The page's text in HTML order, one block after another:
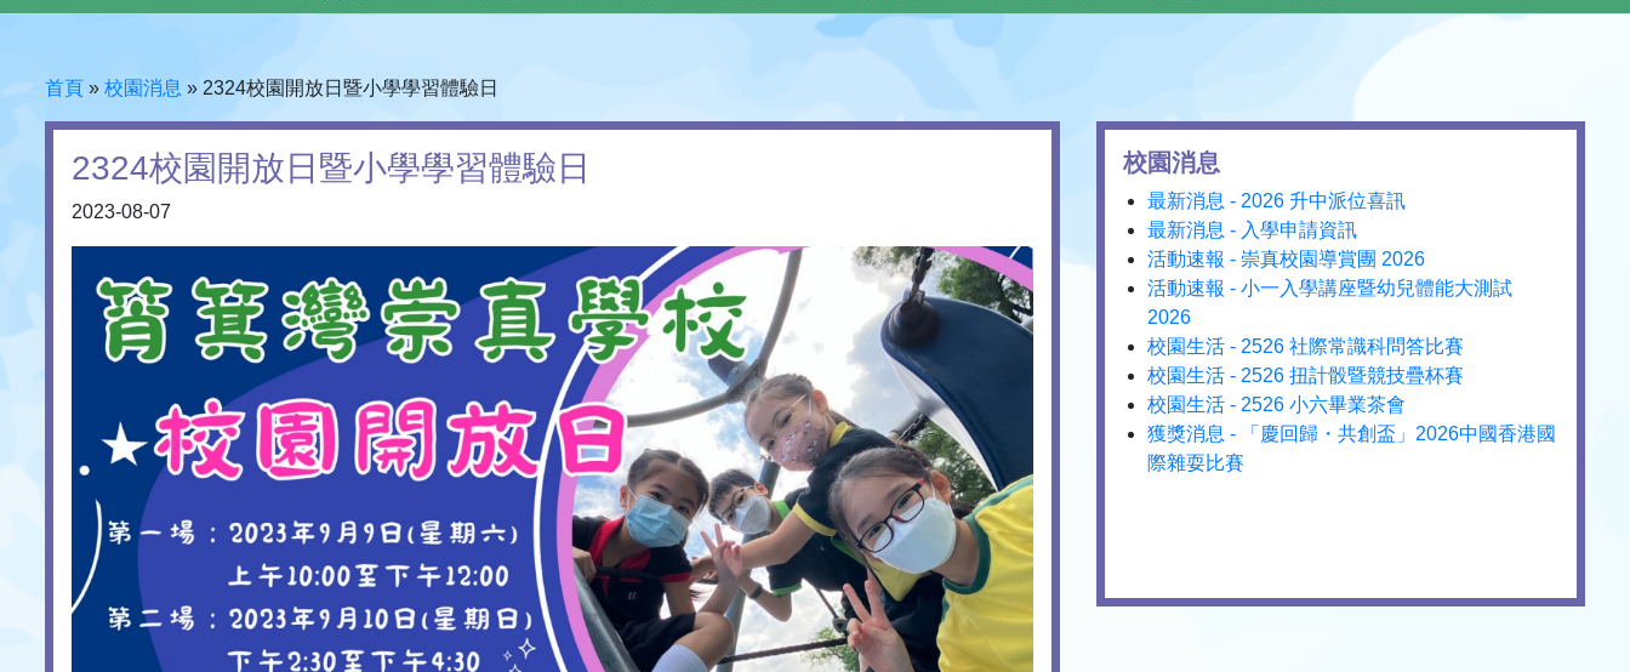
首頁 » 校園消息 » 2324校園開放日暨小學學習體驗日
2324校園開放日暨小學學習體驗日
2023-08-07
校園消息
最新消息 - 2026 升中派位喜訊
最新消息 - 入學申請資訊
活動速報 - 崇真校園導賞團 2026
活動速報 - 小一入學講座暨幼兒體能大測試
2026
校園生活 - 2526 社際常識科問答比賽
校園生活 - 2526 扭計骰暨競技疊杯賽
校園生活 - 2526 小六畢業茶會
獲獎消息 - 「慶回歸・共創盃」2026中國香港國
際雜耍比賽